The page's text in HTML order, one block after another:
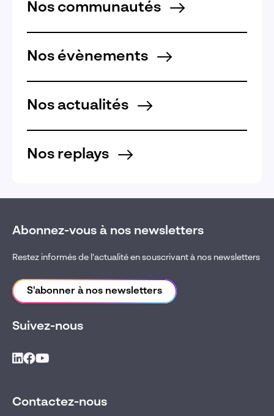
Nos communautés
Nos évènements
Nos actualités
Nos replays
Abonnez-vous à nos newsletters
Restez informés de l’actualité en souscrivant à nos newsletters
S'abonner à nos newsletters
Suivez-nous
Contactez-nous